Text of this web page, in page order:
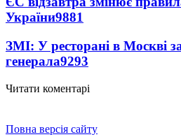
України9881
ЗМІ: У ресторані в Москві
генерала9293
Читати коментарі
Повна версія сайту